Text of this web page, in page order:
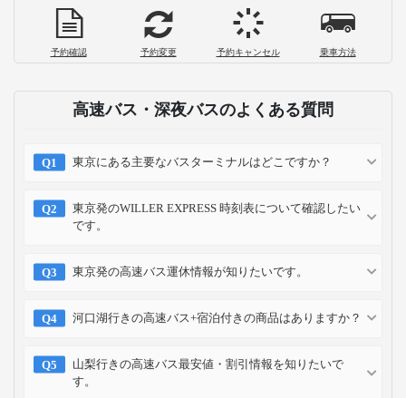
予約確認 予約変更 予約キャンセル 乗車方法
高速バス・深夜バスのよくある質問
東京にある主要なバスターミナルはどこですか？
東京発のWILLER EXPRESS 時刻表について確認したい
です。
東京発の高速バス運休情報が知りたいです。
河口湖行きの高速バス+宿泊付きの商品はありますか？
山梨行きの高速バス最安値・割引情報を知りたいで
す。